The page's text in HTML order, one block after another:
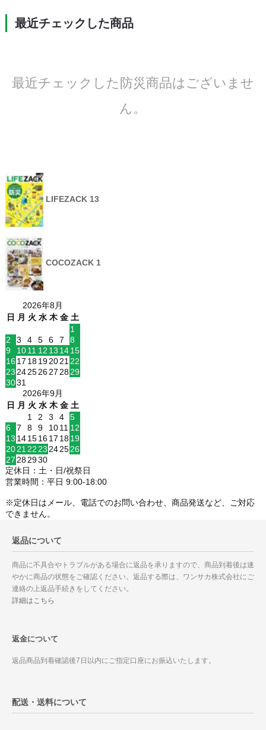
最近チェックした商品
最近チェックした防災商品はございませ
ん。
LIFEZACK 13
COCOZACK 1
2026年8月
日
月 火 水 木 金 土
1
2
3 4 5 6 7
8
9
1011 12 13 1415
16 17 18192021 22
23 24252627 2829
3031
2026年9月
日
月 火 水 木 金 土
1
2 3 4
5
6
7 8 9 1011 12
13 14151617 1819
2021 22 23 242526
27 282930
定休日：土・日/祝祭日
営業時間：平日 9:00-18:00
※定休日はメール、電話でのお問い合わせ、商品発送など、ご対応
できません。
返品について
商品に不具合やトラブルがある場合に返品を承りますので、商品到着後は速
やかに商品の状態をご確認ください。返品する際は、ワンサカ株式会社にご
連絡の上返品手続きをしてください。
詳細はこちら
返金について
返品商品到着確認後7日以内にご指定口座にお振込いたします。
配送・送料について